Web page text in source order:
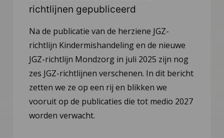
richtlijnen gepubliceerd
Na de publicatie van de herziene JGZ-
richtlijn Kindermishandeling en de nieuwe
JGZ-richtlijn Mondzorg in juli 2025 zijn nog
zes JGZ-richtlijnen verschenen. In dit bericht
zetten we ze op een rij en blikken we
vooruit op de publicaties die tot medio 2027
worden verwacht.